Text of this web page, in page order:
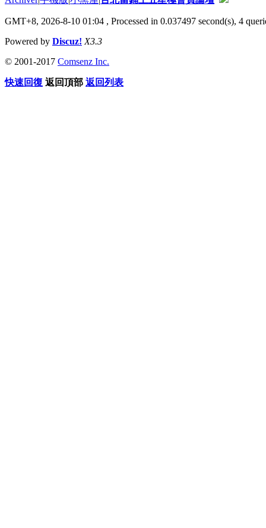
GMT+8, 2026-8-10 01:04 , Processed in 0.037497 second(s), 4
Powered by Discuz! X3.3
© 2001-2017 Comsenz Inc.
快速回復 返回頂部 返回列表